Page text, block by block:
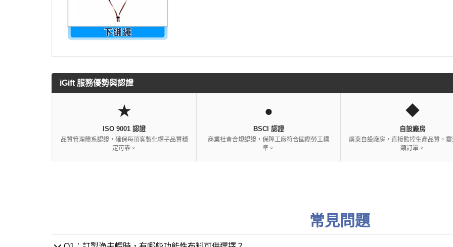
iGift 服務優勢與認證
★
ISO 9001 認證
品質管理體系認證，確保每頂客製化帽子品質穩
定可靠。
●
BSCI 認證
商業社會合規認證，保障工廠符合國際勞工標
準。
◆
自設廠房
廣東自設廠房，直接監控生產品質，
類訂單。
常見問題